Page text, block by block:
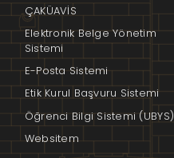
ÇAKÜAVİS
Elektronik Belge Yönetim
Sistemi
E-Posta Sistemi
Etik Kurul Başvuru Sistemi
Öğrenci Bilgi Sistemi (UBYS)
Websitem